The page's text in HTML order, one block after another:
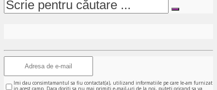
Imi dau consimtamantul sa fiu contactat(a), utilizand informatiile pe care le-am furnizat
in acest camp. Daca doriti sa nu mai primiti e-mail-uri de la noi, puteti oricand sa va